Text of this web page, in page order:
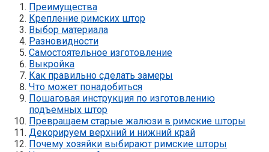
Преимущества
Крепление римских штор
Выбор материала
Разновидности
Самостоятельное изготовление
Выкройка
Как правильно сделать замеры
Что может понадобиться
Пошаговая инструкция по изготовлению
подъемных штор
Превращаем старые жалюзи в римские шторы
Декорируем верхний и нижний край
Почему хозяйки выбирают римские шторы